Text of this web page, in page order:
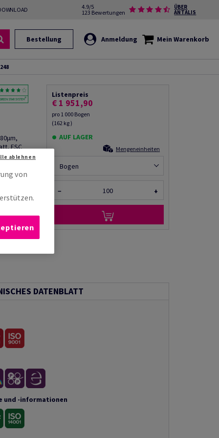
4.9/5
123 Bewertungen
ÜBER
ANTALIS
Bestellung Anmeldung Mein Warenkorb
FSC
Listenpreis
€ 1 951,90
pro 1 000 Bogen
(162 kg )
AUF LAGER
Mengeneinheiten
Bogen
− +
DATENBLATT
und -informationen
von
ablehnen